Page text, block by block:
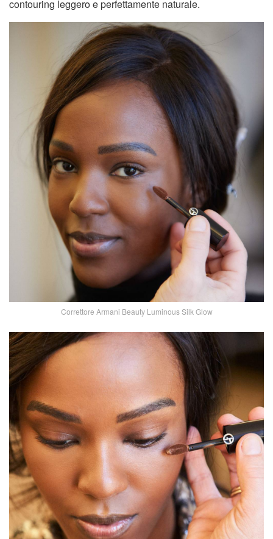
contouring leggero e perfettamente naturale.
Correttore Armani Beauty Luminous Silk Glow